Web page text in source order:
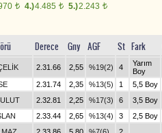
t 4.)4.485 t 5.)2.243 t
Derece Gny AGF St Fark
2.31.66 2,55 %19(2) 4
Yarım
Boy
2.31.74 2,35 %13(5) 1 5,5 Boy
2.32.81 2,25 %17(3) 6 3,5 Boy
2.33.44 2,65 %13(4) 3 2,5 Boy